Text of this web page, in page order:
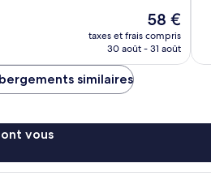
Le
nouveau
prix
58 €
taxes et frais compris
30 août - 31 août
similaires
vous